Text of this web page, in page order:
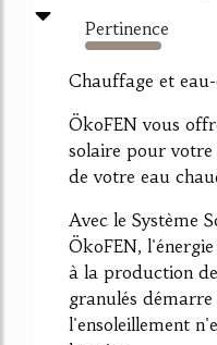
Pertinence
453%
Chauffage et
ÖkoFEN vous
solaire pour
de votre eau
Avec le Système
ÖkoFEN,
à la production
granulés
l'ensoleillement